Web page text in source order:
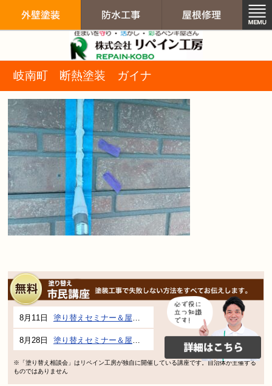
岐南町 断熱塗装 ガイナ
8月11日 塗り替えセミナー＆屋根、外壁の塗り替え市民講座 inぎふメディアコスモス
8月28日 塗り替えセミナー＆屋根、外壁の塗り替え市民講座 inぎふメディアコスモス
※「塗り替え相談会」はリペイン工房が独自に開催している講座です。自治体が主催する
ものではありません